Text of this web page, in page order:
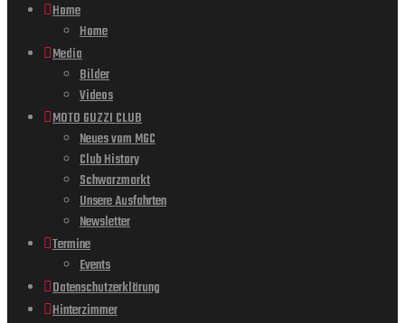
Home
Home
Media
Bilder
Videos
MOTO GUZZI CLUB
Neues vom MGC
Club History
Schwarzmarkt
Unsere Ausfahrten
Newsletter
Termine
Events
Datenschutzerklärung
Hinterzimmer